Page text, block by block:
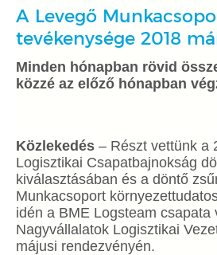
A Levegő
tevékenysége 2018
Minden hónapban rövid
közzé az előző hónapban
Közlekedés – Részt vettünk a
Logisztikai Csapatbajnokság
kiválasztásában és a döntő
Munkacsoport
idén a BME Logsteam csapata
Nagyvállalatok Logisztikai
májusi rendezvényén.